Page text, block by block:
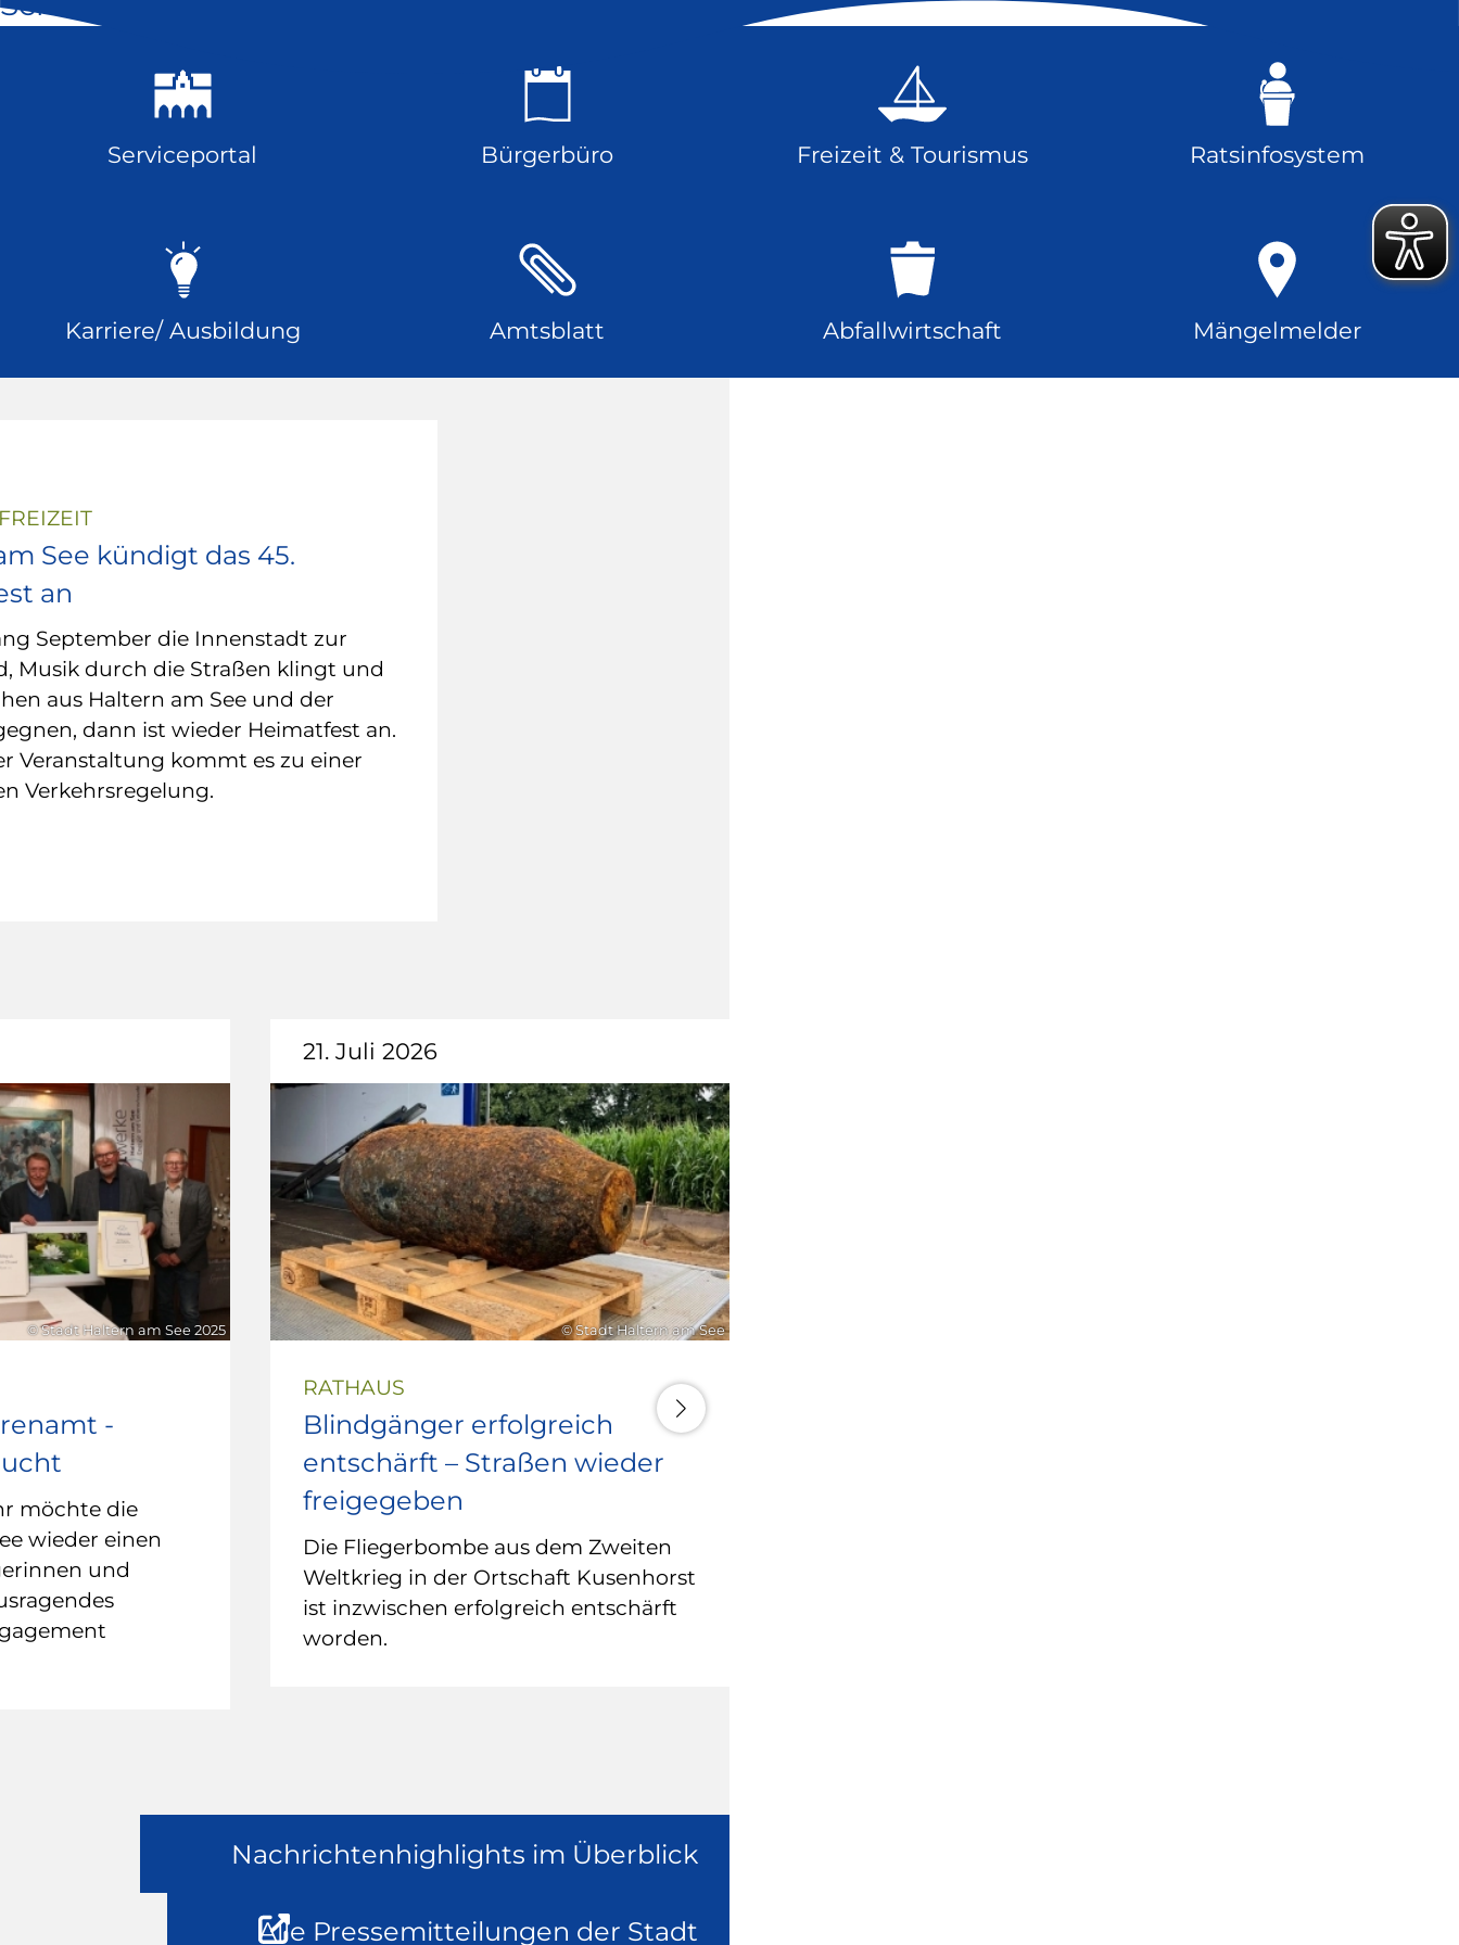
Serviceportal Bürgerbüro Freizeit & Tourismus Ratsinfosystem
Karriere/ Ausbildung Amtsblatt Abfallwirtschaft Mängelmelder
See kündigt das 45.
an
September die Innenstadt zur
Musik durch die Straßen klingt und
aus Haltern am See und der
dann ist wieder Heimatfest an.
Veranstaltung kommt es zu einer
Verkehrsregelung.
© Stadt Haltern am See 2025
-
möchte die
wieder einen
und
21. Juli 2026
© Stadt Haltern am See
RATHAUS
Blindgänger erfolgreich
entschärft – Straßen wieder
freigegeben
Die Fliegerbombe aus dem Zweiten
Weltkrieg in der Ortschaft Kusenhorst
ist inzwischen erfolgreich entschärft
worden.
Nachrichtenhighlights im Überblick
Alle Pressemitteilungen der Stadt